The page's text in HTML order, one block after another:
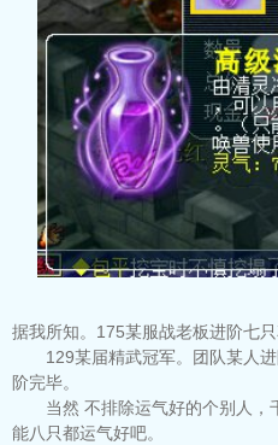
据我所知。175某服战老板进阶七
129某届精武冠军。团队某人进
阶完毕。
当然 不排除运气好的个别人，
能八只都运气好吧。